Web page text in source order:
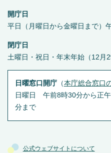
公式ウェブサイトについて
開庁日
平日（月曜日から金曜日まで）
閉庁日
土曜日・祝日・年末年始（12月
日曜窓口開庁（本庁総合窓口
日曜日 午前8時30分から正
分まで